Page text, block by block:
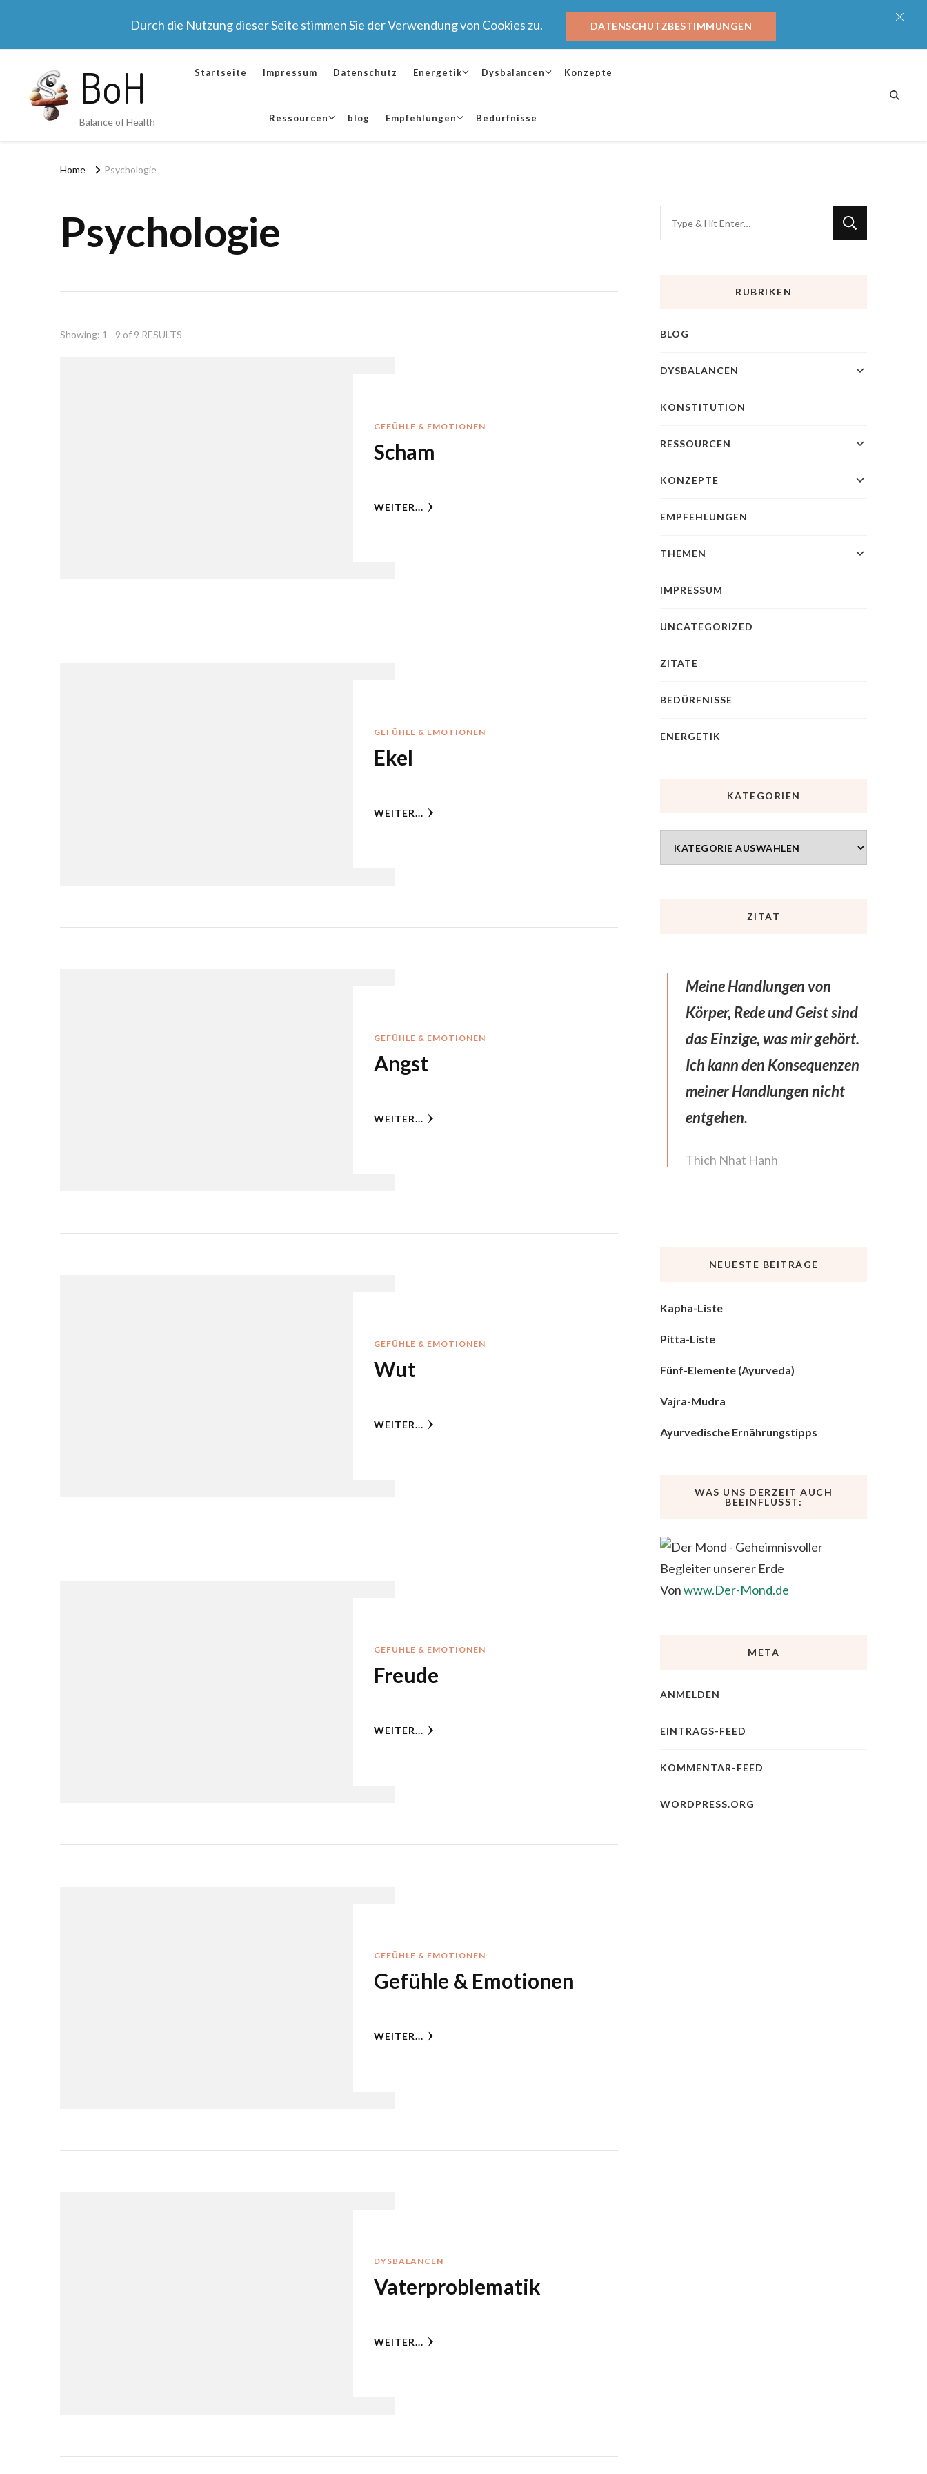
Durch die Nutzung dieser Seite stimmen Sie der Verwendung von Cookies zu. DATENSCHUTZBESTIMMUNGEN
BoH
Balance of Health
Startseite Impressum Datenschutz Energetik Dysbalancen Konzepte
Ressourcen blog Empfehlungen Bedürfnisse
Home Psychologie
Psychologie
Showing: 1 - 9 of 9 RESULTS
GEFÜHLE & EMOTIONEN
Scham
WEITER...
GEFÜHLE & EMOTIONEN
Ekel
WEITER...
GEFÜHLE & EMOTIONEN
Angst
WEITER...
GEFÜHLE & EMOTIONEN
Wut
WEITER...
GEFÜHLE & EMOTIONEN
Freude
WEITER...
GEFÜHLE & EMOTIONEN
Gefühle & Emotionen
WEITER...
DYSBALANCEN
Vaterproblematik
WEITER...
RUBRIKEN
BLOG
DYSBALANCEN
KONSTITUTION
RESSOURCEN
KONZEPTE
EMPFEHLUNGEN
THEMEN
IMPRESSUM
UNCATEGORIZED
ZITATE
BEDÜRFNISSE
ENERGETIK
KATEGORIEN
ZITAT
Meine Handlungen von
Körper, Rede und Geist sind
das Einzige, was mir gehört.
Ich kann den Konsequenzen
meiner Handlungen nicht
entgehen.
Thich Nhat Hanh
NEUESTE BEITRÄGE
Kapha-Liste
Pitta-Liste
Fünf-Elemente (Ayurveda)
Vajra-Mudra
Ayurvedische Ernährungstipps
WAS UNS DERZEIT AUCH
BEEINFLUSST:
Vonwww.Der-Mond.de
META
ANMELDEN
EINTRAGS-FEED
KOMMENTAR-FEED
WORDPRESS.ORG